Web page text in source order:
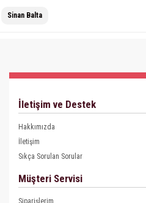
Sinan Balta
İletişim ve Destek
Hakkımızda
İletişim
Sıkça Sorulan Sorular
Müşteri Servisi
Siparişlerim